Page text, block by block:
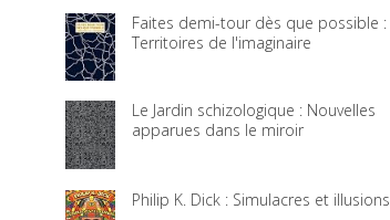
Faites demi-tour dès que possible :
Territoires de l'imaginaire
Le Jardin schizologique : Nouvelles
apparues dans le miroir
Philip K. Dick : Simulacres et illusions